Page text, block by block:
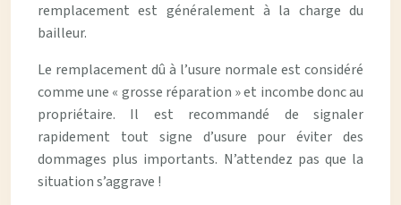
remplacement est généralement à la charge du
bailleur.
Le remplacement dû à l’usure normale est considéré
comme une « grosse réparation » et incombe donc au
propriétaire. Il est recommandé de signaler
rapidement tout signe d’usure pour éviter des
dommages plus importants. N’attendez pas que la
situation s’aggrave !